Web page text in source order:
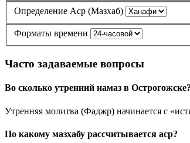
Определение Аср (Мазхаб)
Форматы времени
Часто задаваемые вопросы
Во сколько утренний намаз в Острогожске?
Утренняя молитва (Фаджр) начинается с
По какому мазхабу рассчитывается аср?